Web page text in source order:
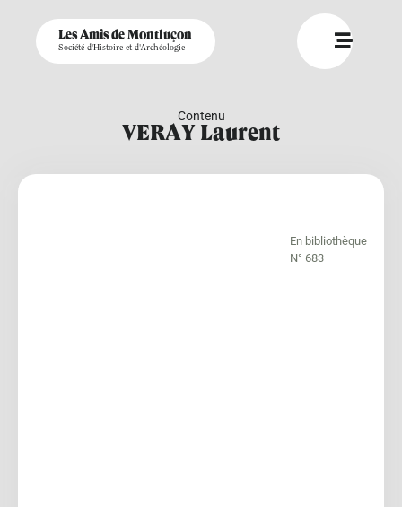
Les Amis de Montluçon
Société d'Histoire et d'Archéologie
Contenu
VERAY Laurent
En bibliothèque
N° 683